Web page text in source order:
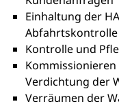
Einhaltung der
Abfahrtskontrolle
Kontrolle und
Verdichtung der
Verräumen der